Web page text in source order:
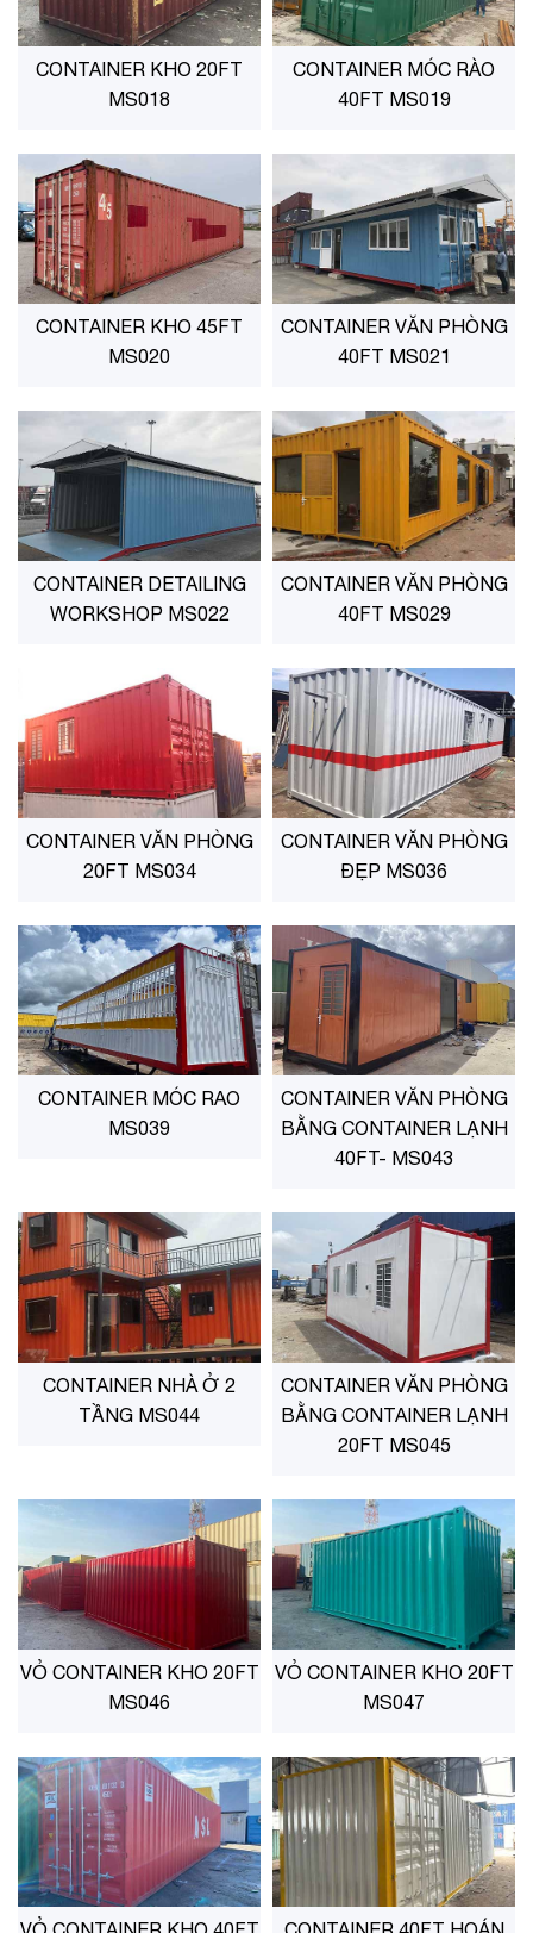
CONTAINER KHO 20FT
MS018
CONTAINER MÓC RÀO
40FT MS019
CONTAINER KHO 45FT
MS020
CONTAINER VĂN PHÒNG
40FT MS021
CONTAINER DETAILING
WORKSHOP MS022
CONTAINER VĂN PHÒNG
40FT MS029
CONTAINER VĂN PHÒNG
20FT MS034
CONTAINER VĂN PHÒNG
ĐẸP MS036
CONTAINER MÓC RAO
MS039
CONTAINER VĂN PHÒNG
BẰNG CONTAINER LẠNH
40FT- MS043
CONTAINER NHÀ Ở 2
TẦNG MS044
CONTAINER VĂN PHÒNG
BẰNG CONTAINER LẠNH
20FT MS045
VỎ CONTAINER KHO 20FT
MS046
VỎ CONTAINER KHO 20FT
MS047